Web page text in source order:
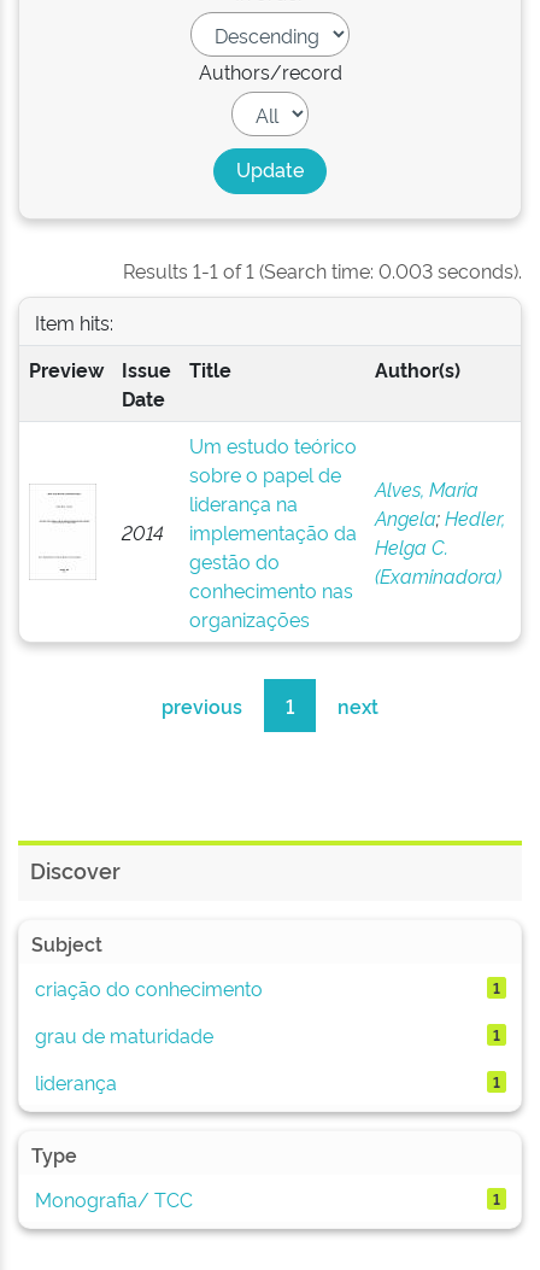
Authors/record
Results 1-1 of 1 (Search time: 0.003 seconds).
Item hits:
Preview
Issue
Date
Title Author(s)
2014
Um estudo teórico
sobre o papel de
liderança na
implementação da
gestão do
conhecimento nas
organizações
Alves, Maria
Angela;Hedler,
Helga C.
(Examinadora)
previous 1 next
Discover
Subject
criação do conhecimento
1
grau de maturidade 1
liderança 1
Type
Monografia/ TCC
1